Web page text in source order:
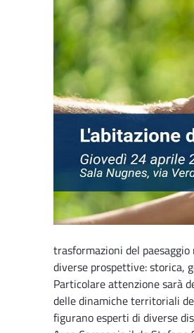
trasformazioni del
diverse prospettive: storica,
Particolare attenzione sarà
delle dinamiche territoriali
figurano esperti di diverse